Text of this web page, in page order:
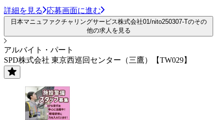
詳細を見る 応募画面に進む
日本マニュファクチャリングサービス株式会社01/nito250307-Tのその
他の求人を見る
アルバイト・パート
SPD株式会社 東京西巡回センター（三鷹）【TW029】